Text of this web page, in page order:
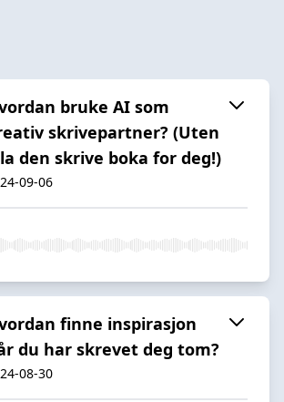
bruke AI som
skrivepartner? (Uten
den skrive boka for deg!)
09-06
finne inspirasjon
du har skrevet deg tom?
08-30